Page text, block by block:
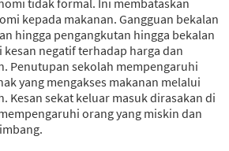
kepada makanan. Gangguan bekalan
hingga pengangkutan hingga bekalan
negatif terhadap harga dan
Penutupan sekolah mempengaruhi
yang mengakses makanan melalui
Kesan sekat keluar masuk dirasakan di
orang yang miskin dan